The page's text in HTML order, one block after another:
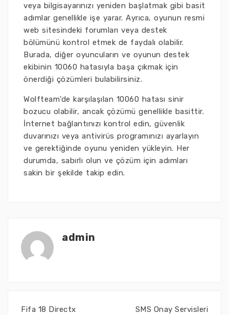
veya bilgisayarınızı yeniden başlatmak gibi basit
adımlar genellikle işe yarar. Ayrıca, oyunun resmi
web sitesindeki forumları veya destek
bölümünü kontrol etmek de faydalı olabilir.
Burada, diğer oyuncuların ve oyunun destek
ekibinin 10060 hatasıyla başa çıkmak için
önerdiği çözümleri bulabilirsiniz.
Wolfteam'de karşılaşılan 10060 hatası sinir
bozucu olabilir, ancak çözümü genellikle basittir.
İnternet bağlantınızı kontrol edin, güvenlik
duvarınızı veya antivirüs programınızı ayarlayın
ve gerektiğinde oyunu yeniden yükleyin. Her
durumda, sabırlı olun ve çözüm için adımları
sakin bir şekilde takip edin.
admin
Fifa 18 Directx
SMS Onay Servisleri